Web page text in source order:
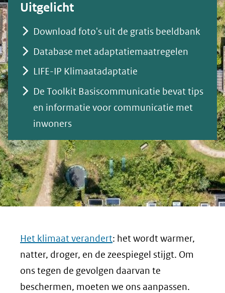
Uitgelicht
Download foto's uit de gratis beeldbank
Database met adaptatiemaatregelen
LIFE-IP Klimaatadaptatie
De Toolkit Basiscommunicatie bevat tips
en informatie voor communicatie met
inwoners
Het klimaat verandert: het wordt warmer,
natter, droger, en de zeespiegel stijgt. Om
ons tegen de gevolgen daarvan te
beschermen, moeten we ons aanpassen.